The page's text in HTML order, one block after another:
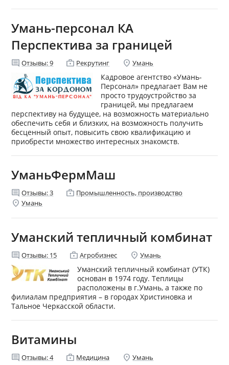
Умань-персонал КА
Перспектива за границей
comment Отзывы:9 enterprise Рекрутинг location_on Умань
Кадровое агентство «Умань-
Персонал» предлагает Вам не
просто трудоустройство за
границей, мы предлагаем
перспективу на будущее, на возможность материально
обеспечить себя и близких, на возможность получить
бесценный опыт, повысить свою квалификацию и
приобрести множество интересных знакомств.
УманьФермМаш
comment Отзывы:3 enterprise Промышленность, производство
location_on Умань
Уманский тепличный комбинат
comment Отзывы: 15 enterprise Агробизнес location_on Умань
Уманский тепличный комбинат (УТК)
основан в 1974 году. Теплицы
расположены в г.Умань, а также по
филиалам предприятия – в городах Христиновка и
Тальное Черкасской области.
Витамины
comment Отзывы:4 enterprise Медицина location_on Умань